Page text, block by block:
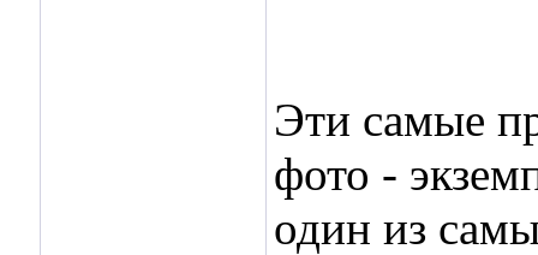
Эти самые
фото -
один из